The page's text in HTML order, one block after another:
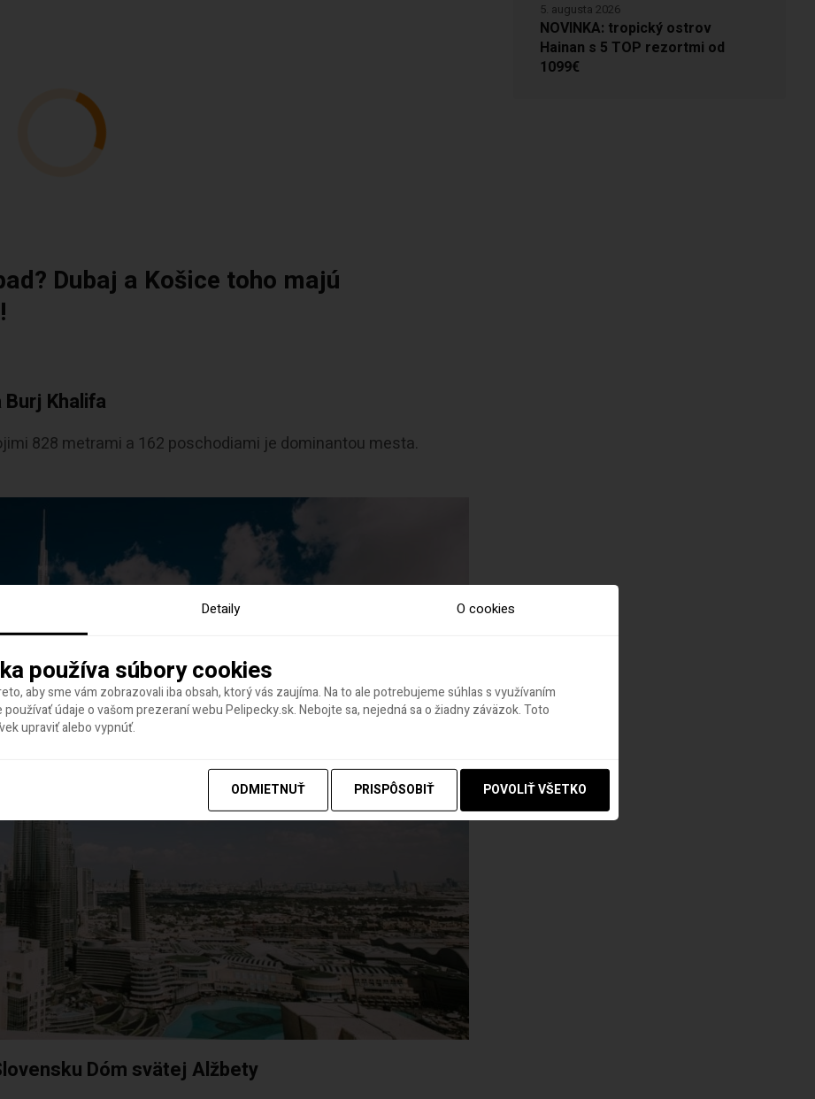
Dubaj a Košice toho majú
Khalifa
828 metrami a 162 poschodiami je dominantou mesta.
Dóm svätej Alžbety
NOVINKA: tropický ostrov
Hainan s 5 TOP rezortmi od
1099€
5. augusta 2026
Detaily O cookies
používa súbory cookies
aby sme vám zobrazovali iba obsah, ktorý vás zaujíma. Na to ale potrebujeme súhlas s využívaním
údaje o vašom prezeraní webu Pelipecky.sk. Nebojte sa, nejedná sa o žiadny záväzok. Toto
upraviť alebo vypnúť.
ODMIETNUŤ PRISPÔSOBIŤ POVOLIŤ VŠETKO